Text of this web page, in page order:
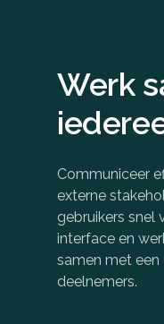
Werk
Communiceer
externe
gebruikers snel
interface en
samen met
deelnemers.